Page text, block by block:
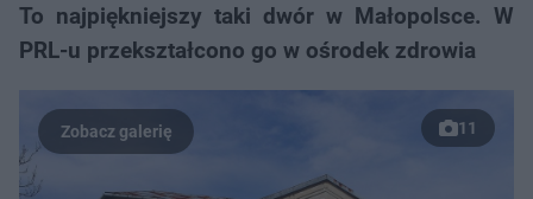
To najpiękniejszy taki dwór w Małopolsce. W
PRL-u przekształcono go w ośrodek zdrowia
11